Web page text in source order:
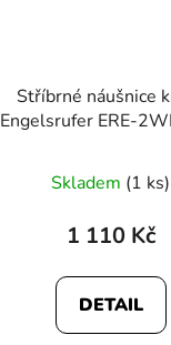
Stříbrné náušnice
Engelsrufer ERE-
Skladem (1 ks)
1 110 Kč
DETAIL